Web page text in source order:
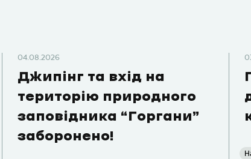
04.08.2026
Джипінг та вхід на
територію природного
заповідника “Горгани”
заборонено!